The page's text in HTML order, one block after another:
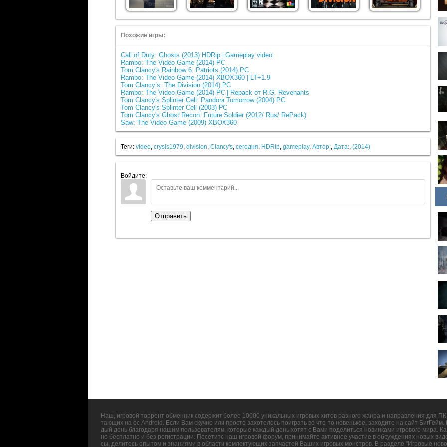
Похожие игры:
Call of Duty: Ghosts (2013) HDRip | Gameplay video
Rambo: The Video Game (2014) PC
Tom Clancy's Rainbow 6: Patriots (2014) PC
Rambo: The Video Game (2014) XBOX360 | LT+1.9
Tom Clancy’s: The Division (2014) PC
Rambo: The Video Game (2014) PC | Repack от R.G. Revenants
Tom Clancy's Splinter Cell: Pandora Tomorrow (2004) PC
Tom Clancy's Splinter Cell (2003) PC
Tom Clancy's Ghost Recon: Future Soldier (2012/ Rus/ RePack)
Saw: The Video Game (2009) XBOX360
Теги: video, crysis1979, division, Clancy's, сегодня, HDRip, gameplay, Автор:, Дата:, (2014)
Войдите:
Отправить
Наш, игровой торрент обменник содержит более 10000 уникальных игровых хитов разного жанра и направления для
тающих на ос Android. Если Вам скучно или просто захотелось поиграть во что-то новенькое, заходите на сайт
дый день благодаря нашим пользователям, которые каждый день хотят с Вами поделиться новинками игрового мира.
но бесплатно и без регистрации. Посетите наш игровой форум, принимайте активное участие в обсуждениях новых
сы, делитесь опытом и знаниями в области комлектующих запчастей Ваших игровых монстров. В разделе "Игровые